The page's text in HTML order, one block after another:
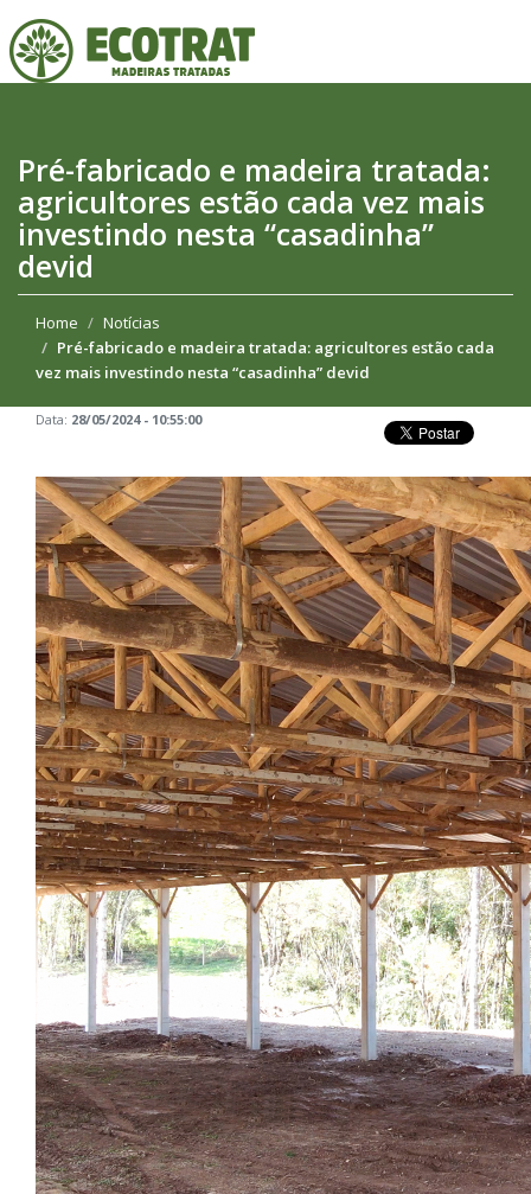
Pré-fabricado e madeira tratada:
agricultores estão cada vez mais
investindo nesta “casadinha”
devid
Home
Notícias
Pré-fabricado e madeira tratada: agricultores estão cada
vez mais investindo nesta “casadinha” devid
Data: 28/05/2024 - 10:55:00